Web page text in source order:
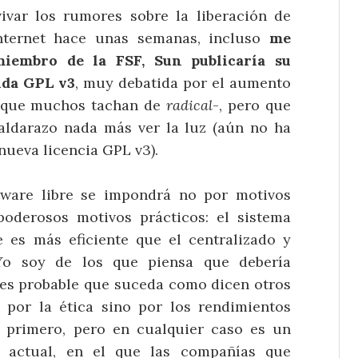
los rumores sobre la liberación de
hace unas semanas, incluso me
de la FSF, Sun publicaría su
GPL v3, muy debatida por el aumento
muchos tachan deradical-, pero que
nada más ver la luz (aún no ha
licencia GPL v3).
libre se impondrá no por motivos
motivos prácticos: el sistema
más eficiente que el centralizado y
soy de los que piensa que debería
probable que suceda como dicen otros
la ética sino por los rendimientos
pero en cualquier caso es un
actual, en el que las compañías que